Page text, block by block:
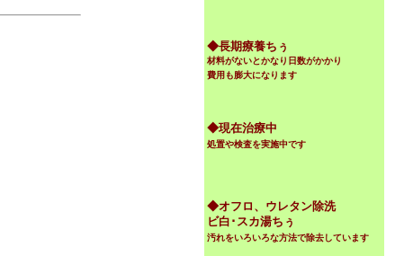
◆長期療養ちぅ
材料がないとかなり日数がかかり
費用も膨大になります
◆現在治療中
処置や検査を実施中です
◆オフロ、ウレタン除洗
ビ白･スカ湯ちぅ
汚れをいろいろな方法で除去しています